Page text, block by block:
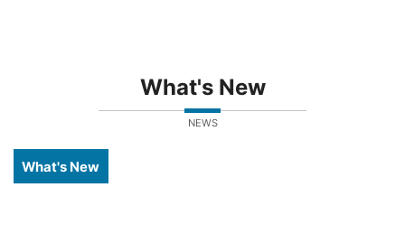
What's New
NEWS
What's New